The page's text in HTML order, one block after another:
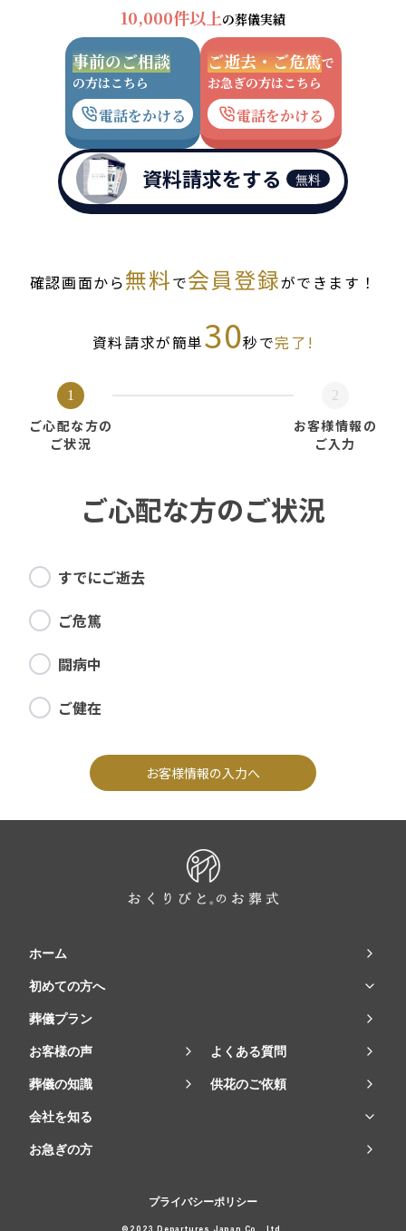
10,000件以上の葬儀実績
事前のご相談
の方はこちら
電話をかける
ご逝去・ご危篤で
お急ぎの方はこちら
電話をかける
資料請求をする 無料
確認画面から無料で会員登録ができます！
資料請求が簡単30秒で完了!
1
ご心配な方の
ご状況
2
お客様情報の
ご入力
ご心配な方のご状況
すでにご逝去
ご危篤
闘病中
ご健在
お客様情報の入力へ
ホーム
初めての方へ
葬儀プラン
お客様の声 よくある質問
葬儀の知識 供花のご依頼
会社を知る
お急ぎの方
プライバシーポリシー